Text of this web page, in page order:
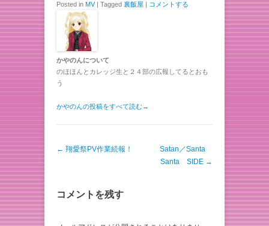
Posted in MV| Tagged 裏飯屋 コメントする
かやのんについて
のほほんとカレッジ生と２４部の広報してるとおも
う
かやのんの投稿をすべて読む→
投稿ナビゲーション
← 翔愛祭PV作業続報！
Satan／Santa
Santa SIDE →
コメントを残す